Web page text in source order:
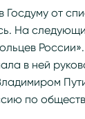
от
На
в ней
по